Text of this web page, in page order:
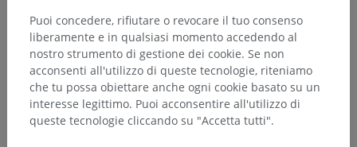
Puoi concedere, rifiutare o revocare il tuo consenso
liberamente e in qualsiasi momento accedendo al
nostro strumento di gestione dei cookie. Se non
acconsenti all'utilizzo di queste tecnologie, riteniamo
che tu possa obiettare anche ogni cookie basato su un
interesse legittimo. Puoi acconsentire all'utilizzo di
queste tecnologie cliccando su "Accetta tutti".